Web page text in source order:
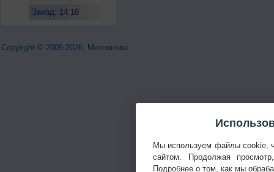
Заход: 14:18
Copyright © 2009-2026, Метеонова
Мы используем файлы cookie,
сайтом. Продолжая
Подробнее о том, как мы